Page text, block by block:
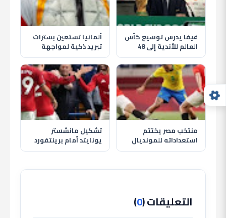
فيفا يدرس توسيع كأس
العالم للأندية إلى 48
فريقًا بداية من 2029
ألمانيا تستعين بسترات
تبريد ذكية لمواجهة
حرارة كأس العالم 2026
منتخب مصر يختتم
استعداداته للمونديال
بوديتين ناريتين أمام
تشكيل مانشستر
يونايتد أمام برينتفورد
وصراع الأبطال يشتعل
التعليقات (0
)